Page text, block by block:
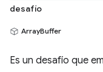
desafío
ArrayBuffer
Es un desafío que